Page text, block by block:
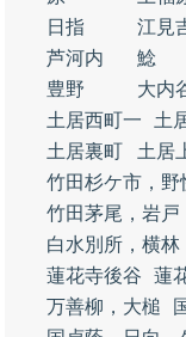
日指
江見
芦河内
鯰
豊野
大内
土居西町一
土
土居裏町
土居
竹田杉ケ市，野
竹田茅尾，岩戸
白水別所，横林
蓮花寺後谷
蓮
万善柳，大槌